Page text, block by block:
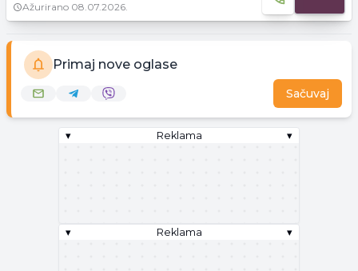
Ažurirano 08.07.2026.
Primaj nove oglase
Sačuvaj
▾ Reklama ▾
▾ Reklama ▾